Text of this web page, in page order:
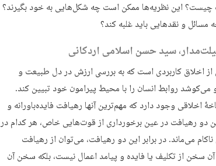
چیست؟ این نظریه‌ها ممکن است چه شکل‌هایی به خود بگیرند؟
و نقدهایی باید غلبه کند؟
سید حسن اسلامی اردکانی
اخلاق کاربردی است که به بررسی ارزش در دل طبیعت و
می‌کوشد روابط انسان را با محیط پیرامون خود تبیین کند.
اخلاقی وجود دارد که مهم‌ترین آنها رهیافت فایده‌باورانه و
دو رهیافت در عین برخورداری از قوت‌هایی خاص، هر کدام در
می‌ماند. در برابر این دو رهیافت، می‌توان از رهیافت
از تکلیف یا فایده و پیامد اعمال نیست، بلکه سخن آن